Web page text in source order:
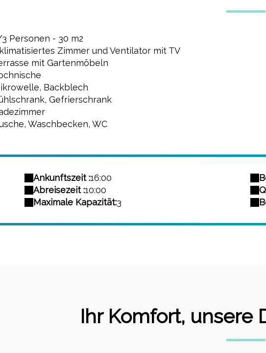
Personen - 30 m2
Zimmer und Ventilator mit TV
mit Gartenmöbeln
Backblech
Gefrierschrank
Waschbecken, WC
Ankunftszeit :16:00
Abreisezeit :10:00
Maximale Kapazität:3
Ihr Komfort, unsere